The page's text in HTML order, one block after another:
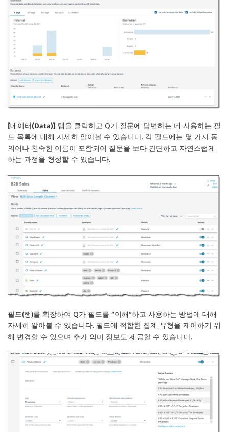
[데이터(Data)] 탭을 클릭하고 Q가 질문에 답변하는 데 사용하는 필
드 목록에 대해 자세히 알아볼 수 있습니다. 각 필드에는 몇 가지 동
의어나 친숙한 이름이 포함되어 질문을 보다 간단하고 자연스럽게
하는 과정을 형성할 수 있습니다.
필드(행)를 확장하여 Q가 필드를 “이해”하고 사용하는 방법에 대해
자세히 알아볼 수 있습니다. 필드에 적합한 집계 유형을 제어하기 위
해 변경할 수 있으며 추가 의미 정보도 제공할 수 있습니다.